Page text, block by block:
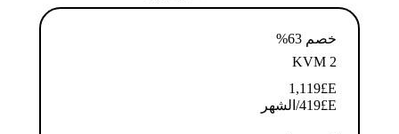
خصم 63%
KVM 2
E£
1,119
E£
419/الشهر